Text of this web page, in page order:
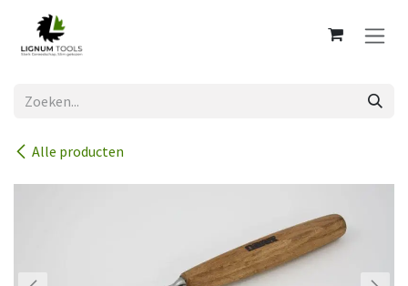
Overslaan naar inhoud
Alle producten